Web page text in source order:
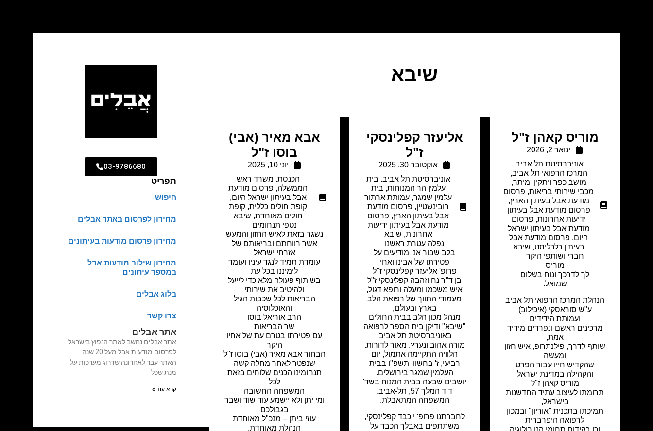
שיבא
מוריס קאהן ז"ל
ינואר 2, 2026
אוניברסיטת תל אביב,
המרכז הרפואי תל אביב,
מושב כפר ויתקין, מיתר,
מכבי שירותי בריאות, פרסום
מודעת אבל בעיתון הארץ,
פרסום מודעת אבל בעיתון
ידיעות אחרונות, פרסום
מודעת אבל בעיתון ישראל
היום, פרסום מודעת אבל
בעיתון כלכליסט, שיבא
חברי ושותפי היקר
מוריס
לך לדרכך ונוח בשלום
שמואל.
הנהלת המרכז הרפואי תל אביב
ע"ש סוראסקי (איכילוב)
ועמותת הידידים
מרכינים ראשם ונפרדים מידיד
אמת,
שותף לדרך, פילנתרופ, איש חזון
ומעשה
שהקדיש חייו עבור הפרט
והקהילה במדינת ישראל
מוריס קאהן ז"ל
תרומתו לעיצוב עתיד החדשנות
בישראל,
תמיכתו בתכנית "אוריון" ובמכון
לרפואה היפרברית
וכן בקידום תחומי הנוירולוגיה
אליעזר קפלינסקי
ז"ל
אוקטובר 30, 2025
אוניברסיטת תל אביב, בית
עלמין הר המנוחות, בית
עלמין שמגר, עמותת ארתור
רובינשטיין, פרסום מודעת
אבל בעיתון הארץ, פרסום
מודעת אבל בעיתון ידיעות
אחרונות, שיבא
נפלה עטרת ראשנו
בלב שבור אנו מודיעים על
פטירתו של אבינו ואחי
פרופ' אליעזר קפלינסקי ז"ל
בן ד"ר נח וזהבה קפלינסקי ז"ל
איש משכמו ומעלה ורופא דגול,
מעמודי התווך של רפואת הלב
בארץ ובעולם,
מנהל מכון הלב בבית החולים
"שיבא" ודיקן בית הספר לרפואה
באוניברסיטת תל אביב,
מורה אהוב ונערץ, מאור לדורות.
הלוויה התקיימה אתמול, יום
רביעי, ז' בחשוון תשפ"ו בבית
העלמין שמגר בירושלים.
יושבים שבעה בבית המנוח בשד'
דוד המלך 57, תל-אביב.
המשפחה המתאבלת.
לחברתנו פרופ' יוכבד קפלינסקי,
משתתפים באבלך הכבד על
אבא מאיר (אבי)
בוסו ז"ל
יוני 10, 2025
הכנסת, משרד ראש
הממשלה, פרסום מודעת
אבל בעיתון ישראל היום,
קופת חולים כללית, קופת
חולים מאוחדת, שיבא
נטפי תנחומים
נשגר בזאת לאיש החזון והמעש
אשר רווחתם ובריאותם של
אזרחי ישראל
עומדת תמיד לנגד עיניו ועומד
לימיננו בכל עת
בשיתוף פעולה מלא כדי לייעל
ולהיטיב את שירותי
הבריאות לכל שכבות הגיל
והאוכלוסיה
הרב אוריאל בוסו
שר הבריאות
עם פטירתו בטרם עת של אחיו
היקר
הבחור אבא מאיר (אבי) בוסו ז"ל
שנפטר לאחר מחלה קשה
תנחומינו הכנים שלוחים בזאת
לכל
המשפחה החשובה
ומי יתן ולא יישמע עוד שוד ושבר
בגבולכם
עוזי ביתן – מנכ"ל מאוחדת
הנהלת מאוחדת.
03-9786680
תפריט
חיפוש
מחירון לפרסום באתר אבלים
מחירון פרסום מודעות בעיתונים
מחירון שילוב מודעות אבל
במספר עיתונים
בלוג אבלים
צרו קשר
אתר אבלים
אתר אבלים נחשב לאתר הנפוץ בישראל
לפרסום מודעות אבל מעל 20 שנה
האתר עבר לאחרונה שדרוג מערכות על
מנת שכל
קרא עוד »